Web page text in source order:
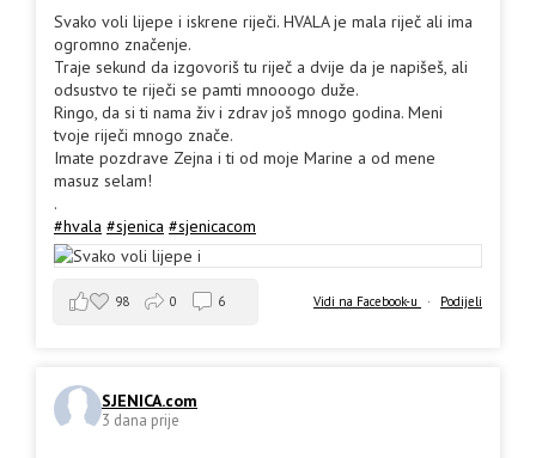
Svako voli lijepe i iskrene riječi. HVALA je mala riječ ali ima
ogromno značenje.
Traje sekund da izgovoriš tu riječ a dvije da je napišeš, ali
odsustvo te riječi se pamti mnooogo duže.
Ringo, da si ti nama živ i zdrav još mnogo godina. Meni
tvoje riječi mnogo znače.
Imate pozdrave Zejna i ti od moje Marine a od mene
masuz selam!
.
#hvala #sjenica #sjenicacom
Vidi na Facebook-u · Podijeli
98 0 6
SJENICA.com
3 dana prije